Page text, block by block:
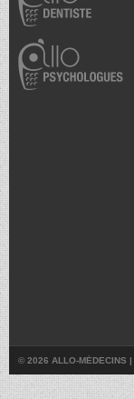
© 2026 ALLO-MÉDECINS |